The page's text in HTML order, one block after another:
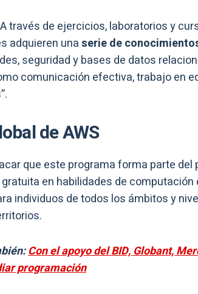
través de ejercicios, laboratorios y
adquieren unaserie de
seguridad y bases de datos
comunicación efectiva, trabajo en
de AWS
que este programa forma parte del
en habilidades de computación
individuos de todos los ámbitos y
Con el apoyo del BID, Globant,
programación